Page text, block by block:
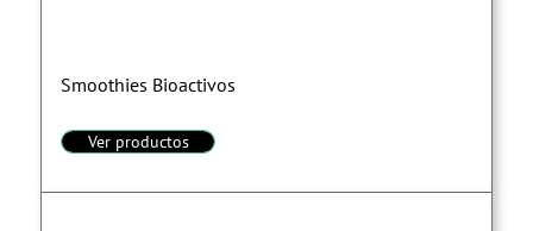
Smoothies Bioactivos
Ver productos